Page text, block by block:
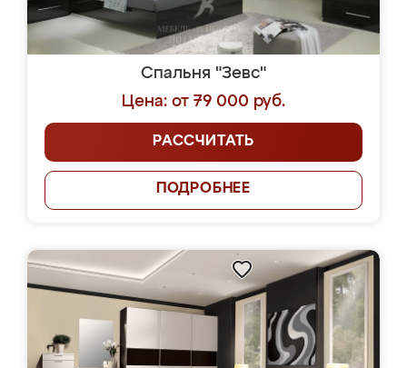
Спальня "Зевс"
Цена: от 79 000 руб.
РАССЧИТАТЬ
ПОДРОБНЕЕ